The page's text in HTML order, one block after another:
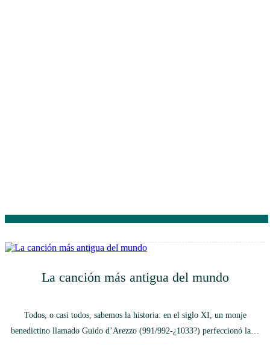
La canción más antigua del mundo
Todos, o casi todos, sabemos la historia: en el siglo XI, un monje
benedictino llamado Guido d’Arezzo (991/992-¿1033?) perfeccionó la…